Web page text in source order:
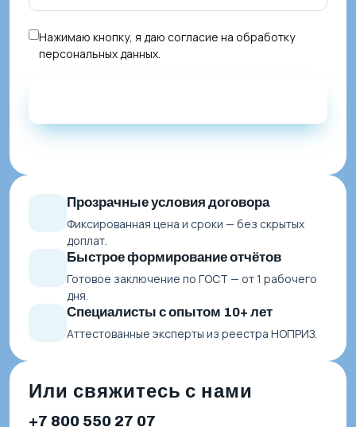
Нажимаю кнопку, я даю согласие на обработку
персональных данных.
Прозрачные условия договора
Фиксированная цена и сроки — без скрытых
доплат.
Быстрое формирование отчётов
Готовое заключение по ГОСТ — от 1 рабочего
дня.
Специалисты с опытом 10+ лет
Аттестованные эксперты из реестра НОПРИЗ.
Или свяжитесь с нами
+7 800 550 27 07